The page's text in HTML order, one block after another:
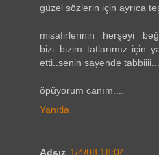
güzel sözlerin için ayrıca
misafirlerinin herşeyi
bizi..bizim tatlarımız için
etti..senin sayende tabbiiii...
öpüyorum canım....
Yanıtla
Adsız 1/4/08 18:04